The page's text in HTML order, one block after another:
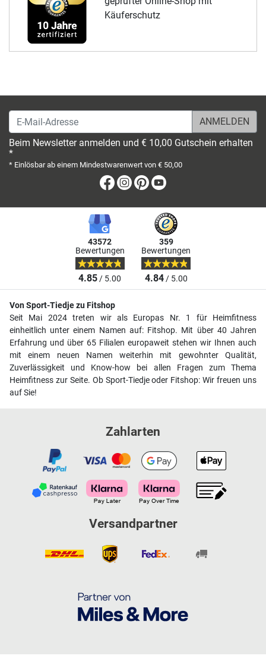
Käuferschutz
E-Mail-Adresse
Beim Newsletter anmelden und € 10,00 Gutschein erhalten
*
* Einlösbar ab einem Mindestwarenwert von € 50,00
Facebook
Instagram
Pinterest
43572
Bewertungen
4.85/ 5.00
359
Bewertungen
4.84/ 5.00
Von Sport-Tiedje zu Fitshop
Seit Mai 2024 treten wir als Europas Nr. 1 für Heimfitness
einheitlich unter einem Namen auf: Fitshop. Mit über 40 Jahren
Erfahrung und über 65 Filialen europaweit stehen wir Ihnen auch
mit einem neuen Namen weiterhin mit gewohnter Qualität,
Zuverlässigkeit und Know-how bei allen Fragen zum Thema
Heimfitness zur Seite. Ob Sport-Tiedje oder Fitshop: Wir freuen uns
auf Sie!
Zahlarten
Versandpartner